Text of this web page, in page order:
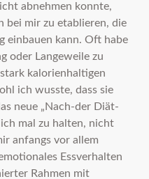
abnehmen konnte,
bei mir zu etablieren, die
einbauen kann. Oft habe
oder Langeweile zu
kalorienhaltigen
ich wusste, dass sie
neue „Nach-der Diät-
mal zu halten, nicht
anfangs vor allem
Essverhalten
Rahmen mit